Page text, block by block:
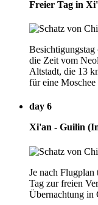
Freier Tag in
Besichtigungstag
die Zeit vom
Altstadt, die 13
für eine Moschee
day 6
Xi'an - Guilin
Je nach
Tag zur freien
Übernachtung in